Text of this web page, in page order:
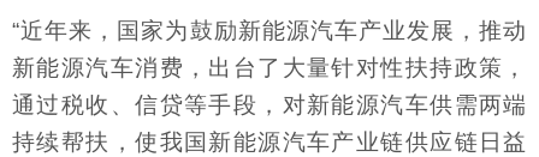
“近年来，国家为鼓励新能源汽车产业发展，推动
新能源汽车消费，出台了大量针对性扶持政策，
通过税收、信贷等手段，对新能源汽车供需两端
持续帮扶，使我国新能源汽车产业链供应链日益